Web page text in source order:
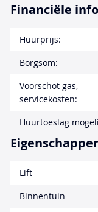
Financiële
Huurprijs:
Borgsom:
Voorschot gas,
servicekosten:
Huurtoeslag
Lift
Binnentuin